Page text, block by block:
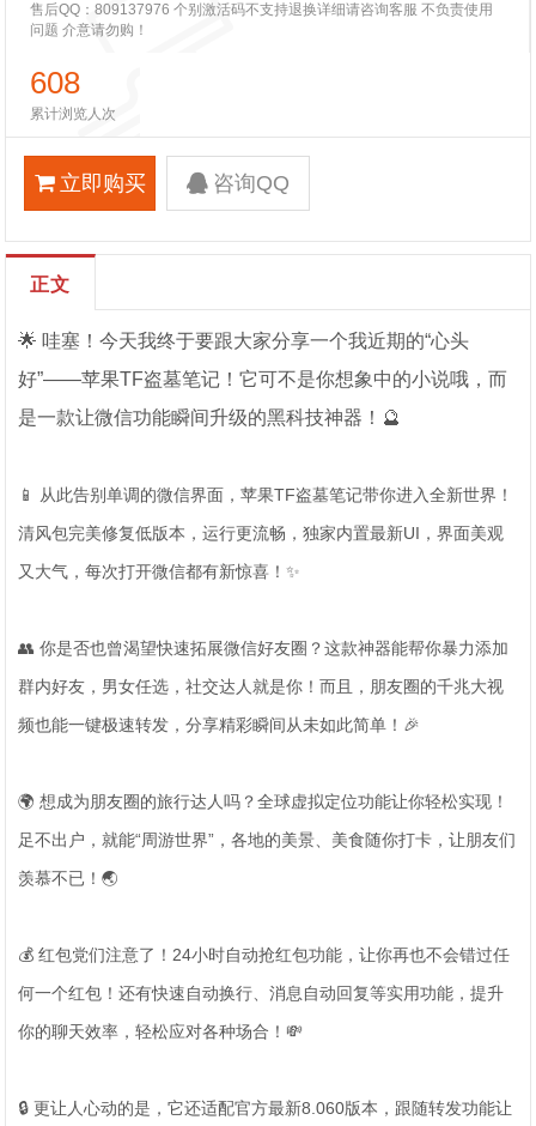
售后QQ：809137976 个别激活码不支持退换详细请咨询客服 不负责使用
问题 介意请勿购！
608
累计浏览人次
立即购买 咨询QQ
正文
🌟 哇塞！今天我终于要跟大家分享一个我近期的“心头
好”——苹果TF盗墓笔记！它可不是你想象中的小说哦，而
是一款让微信功能瞬间升级的黑科技神器！🔮
📱 从此告别单调的微信界面，苹果TF盗墓笔记带你进入全新世界！
清风包完美修复低版本，运行更流畅，独家内置最新UI，界面美观
又大气，每次打开微信都有新惊喜！✨
👥 你是否也曾渴望快速拓展微信好友圈？这款神器能帮你暴力添加
群内好友，男女任选，社交达人就是你！而且，朋友圈的千兆大视
频也能一键极速转发，分享精彩瞬间从未如此简单！🎉
🌍 想成为朋友圈的旅行达人吗？全球虚拟定位功能让你轻松实现！
足不出户，就能“周游世界”，各地的美景、美食随你打卡，让朋友们
羡慕不已！🌏
💰 红包党们注意了！24小时自动抢红包功能，让你再也不会错过任
何一个红包！还有快速自动换行、消息自动回复等实用功能，提升
你的聊天效率，轻松应对各种场合！💸
🔒 更让人心动的是，它还适配官方最新8.060版本，跟随转发功能让